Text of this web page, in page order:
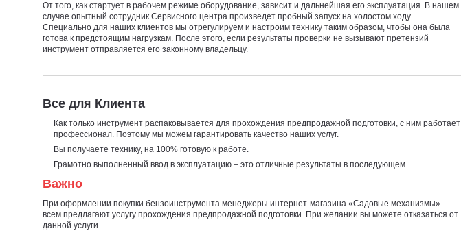
От того, как стартует в рабочем режиме оборудование, зависит и дальнейшая его эксплуатация. В нашем
случае опытный сотрудник Сервисного центра произведет пробный запуск на холостом ходу.
Специально для наших клиентов мы отрегулируем и настроим технику таким образом, чтобы она была
готова к предстоящим нагрузкам. После этого, если результаты проверки не вызывают претензий
инструмент отправляется его законному владельцу.
Все для Клиента
Как только инструмент распаковывается для прохождения предпродажной подготовки, с ним работает
профессионал. Поэтому мы можем гарантировать качество наших услуг.
Вы получаете технику, на 100% готовую к работе.
Грамотно выполненный ввод в эксплуатацию – это отличные результаты в последующем.
Важно
При оформлении покупки бензоинструмента менеджеры интернет-магазина «Садовые механизмы»
всем предлагают услугу прохождения предпродажной подготовки. При желании вы можете отказаться от
данной услуги.